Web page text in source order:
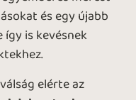
és egy újabb
így is kevésnek
elérte az